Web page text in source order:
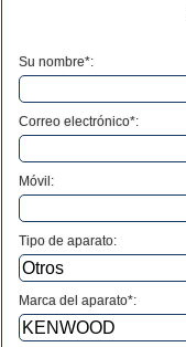
Su nombre*:
Correo electrónico*:
Móvil:
Tipo de aparato:
Marca del aparato*: